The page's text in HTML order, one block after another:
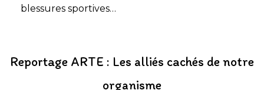
blessures sportives…
Reportage ARTE : Les alliés cachés de notre
organisme